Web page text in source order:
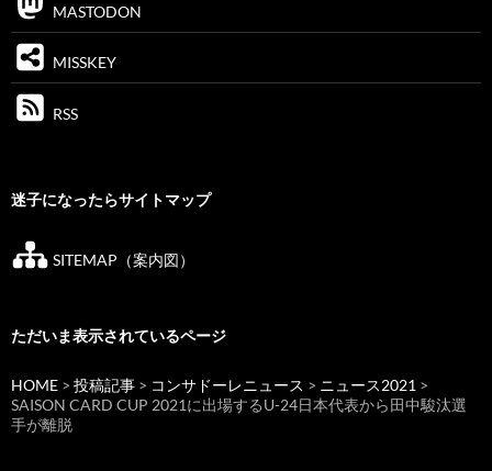
MASTODON
MISSKEY
RSS
迷子になったらサイトマップ
SITEMAP（案内図）
ただいま表示されているページ
HOME > 投稿記事 > コンサドーレニュース > ニュース2021 >
SAISON CARD CUP 2021に出場するU-24日本代表から田中駿汰選
手が離脱